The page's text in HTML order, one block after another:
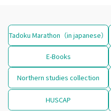
Tadoku Marathon（in japanese）
E-Books
Northern studies collection
HUSCAP